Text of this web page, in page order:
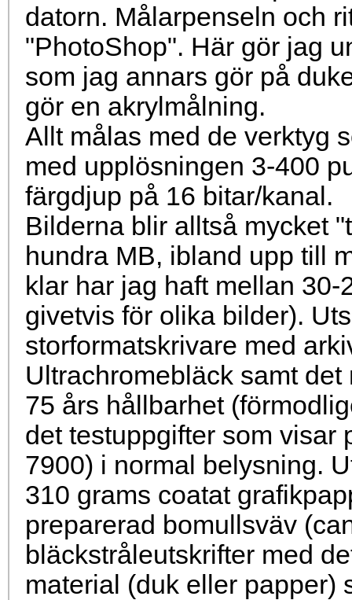
datorn. Målarpenseln och
"PhotoShop". Här gör jag
som jag annars gör på
gör en akrylmålning.
Allt målas med de verktyg
med upplösningen 3-400
färgdjup på 16 bitar/kanal.
Bilderna blir alltså mycket
hundra MB, ibland upp till
klar har jag haft mellan
givetvis för olika bilder).
storformatskrivare med
Ultrachromebläck samt
75 års hållbarhet
det testuppgifter som visar
7900) i normal belysning.
310 grams coatat
preparerad bomullsväv
bläckstråleutskrifter med
material (duk eller papper)